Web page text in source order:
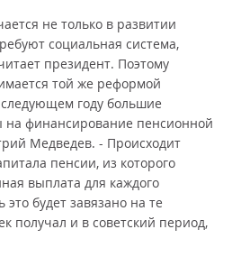
не только в развитии
социальная система,
президент. Поэтому
той же реформой
году большие
на финансирование пенсионной
Медведев. - Происходит
пенсии, из которого
выплата для каждого
будет завязано на те
получал и в советский период,